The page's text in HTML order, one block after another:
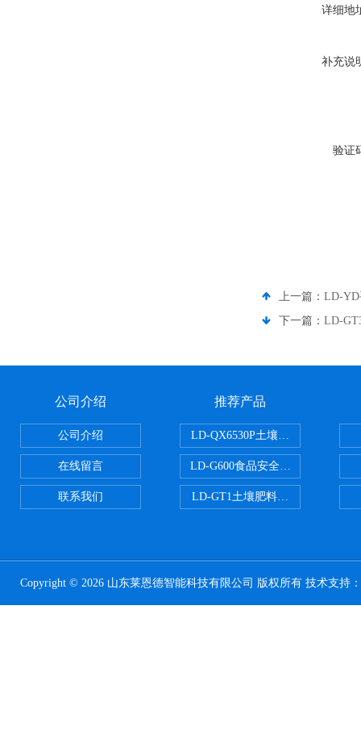
详细地
补充说
验证
上一篇： LD-YD
下一篇： LD-
公司介绍
公司介绍
在线留言
联系我们
推荐产品
LD-QX6530P土壤氧化还原电位检
LD-G600食品安全检测仪
LD-GT1土壤肥料养分检测仪
Copyright © 2026 山东莱恩德智能科技有限公司 版权所有 技术支持：